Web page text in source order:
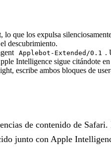
que los expulsa
descubrimiento.
Applebot-Extended/0.1 .
Intelligence sigue citándote en
escribe ambos bloques de
de contenido de Safari.
junto con Apple